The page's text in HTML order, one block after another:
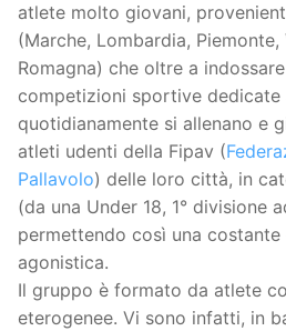
atlete molto giovani,
(Marche, Lombardia, Piemonte,
Romagna) che oltre a
competizioni sportive dedicate
quotidianamente si allenano e
atleti udenti della Fipav (
Pallavolo) delle loro città, in
(da una Under 18, 1° divisione
permettendo così una
agonistica.
Il gruppo è formato da atlete
eterogenee. Vi sono infatti, in